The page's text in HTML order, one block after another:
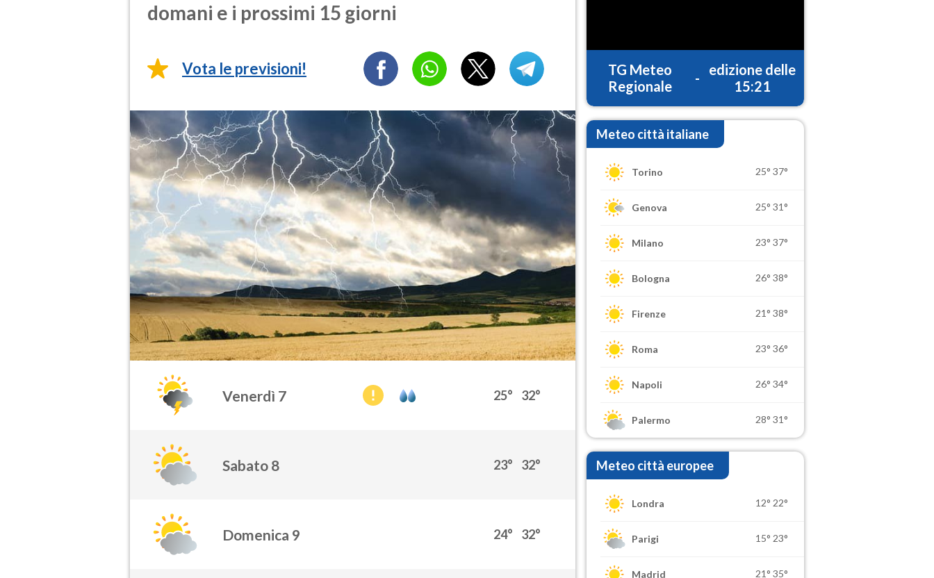
domani e i prossimi 15 giorni
Vota le previsioni!
Venerdì 7 25° 32°
Sabato 8 23° 32°
Domenica 9 24° 32°
TG Meteo
Regionale
-
edizione delle
15:21
Meteo città italiane
Torino 25° 37°
Genova 25° 31°
Milano 23° 37°
Bologna 26° 38°
Firenze 21° 38°
Roma 23° 36°
Napoli 26° 34°
Palermo 28° 31°
Meteo città europee
Londra 12° 22°
Parigi 15° 23°
Madrid 21° 35°